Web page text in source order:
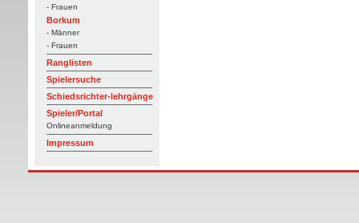
- Frauen
Borkum
- Männer
- Frauen
Ranglisten
Spielersuche
Schiedsrichter-lehrgänge
Spieler/Portal
Onlineanmeldung
Impressum